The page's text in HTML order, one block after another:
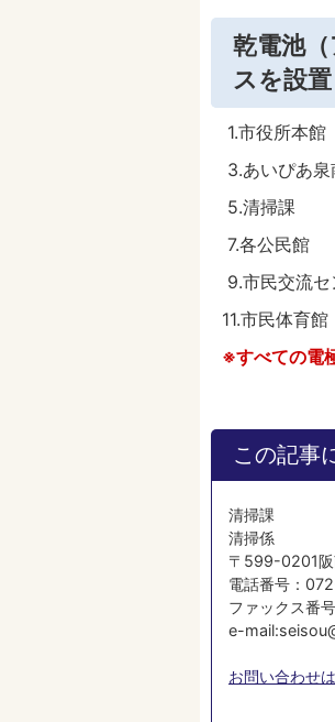
乾電池
スを設
1.市役所
3.あ
5.清
7.各
9.市民
11.市
※すべての電
この記事
清掃課
清掃係
〒599-0201
電話番号：
ファックス番
e-
お問い合わせ